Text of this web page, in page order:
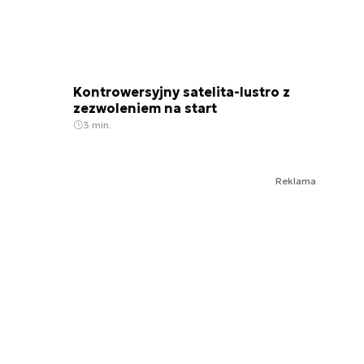
Kontrowersyjny satelita-lustro z
zezwoleniem na start
3 min.
Reklama